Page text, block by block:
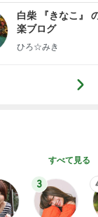
白柴 『きなこ』
楽ブログ
ひろ☆みき
すべて見る
3